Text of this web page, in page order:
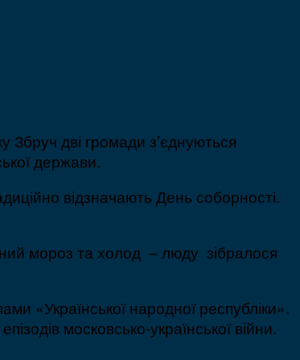
дві громади з’єднуються
держави.
відзначають День соборності.
мороз та холод – люду зібралося
«Української народної республіки».
московсько-української війни.